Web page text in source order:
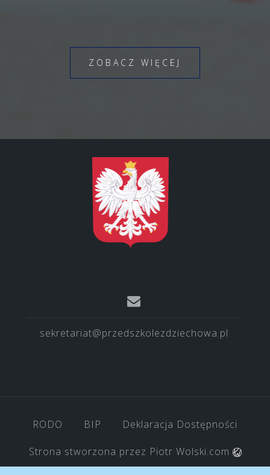
ZOBACZ WIĘCEJ
sekretariat@przedszkolezdziechowa.pl
RODO BIP Deklaracja Dostępności
Strona stworzona przez Piotr Wolski.com